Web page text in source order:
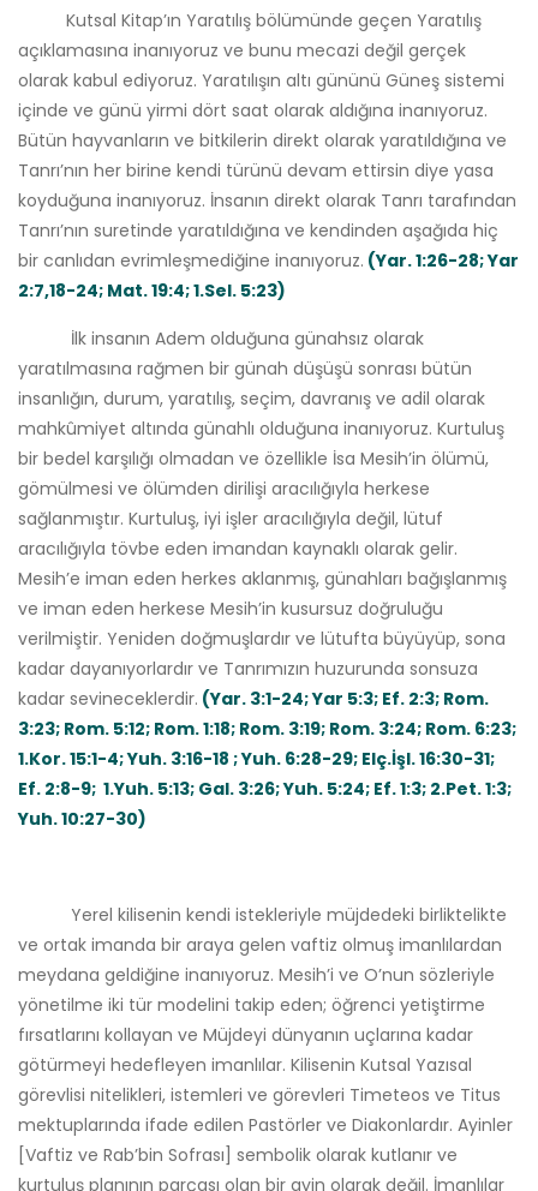
Kutsal Kitap’ın Yaratılış bölümünde geçen Yaratılış
açıklamasına inanıyoruz ve bunu mecazi değil gerçek
olarak kabul ediyoruz. Yaratılışın altı gününü Güneş sistemi
içinde ve günü yirmi dört saat olarak aldığına inanıyoruz.
Bütün hayvanların ve bitkilerin direkt olarak yaratıldığına ve
Tanrı’nın her birine kendi türünü devam ettirsin diye yasa
koyduğuna inanıyoruz. İnsanın direkt olarak Tanrı tarafından
Tanrı’nın suretinde yaratıldığına ve kendinden aşağıda hiç
bir canlıdan evrimleşmediğine inanıyoruz. (Yar. 1:26-28; Yar
2:7,18-24; Mat. 19:4; 1.Sel. 5:23)
İlk insanın Adem olduğuna günahsız olarak
yaratılmasına rağmen bir günah düşüşü sonrası bütün
insanlığın, durum, yaratılış, seçim, davranış ve adil olarak
mahkûmiyet altında günahlı olduğuna inanıyoruz. Kurtuluş
bir bedel karşılığı olmadan ve özellikle İsa Mesih’in ölümü,
gömülmesi ve ölümden dirilişi aracılığıyla herkese
sağlanmıştır. Kurtuluş, iyi işler aracılığıyla değil, lütuf
aracılığıyla tövbe eden imandan kaynaklı olarak gelir.
Mesih’e iman eden herkes aklanmış, günahları bağışlanmış
ve iman eden herkese Mesih’in kusursuz doğruluğu
verilmiştir. Yeniden doğmuşlardır ve lütufta büyüyüp, sona
kadar dayanıyorlardır ve Tanrımızın huzurunda sonsuza
kadar sevineceklerdir. (Yar. 3:1-24; Yar 5:3; Ef. 2:3; Rom.
3:23; Rom. 5:12; Rom. 1:18; Rom. 3:19; Rom. 3:24; Rom. 6:23;
1.Kor. 15:1-4; Yuh. 3:16-18 ; Yuh. 6:28-29; Elç.İşl. 16:30-31;
Ef. 2:8-9; 1.Yuh. 5:13; Gal. 3:26; Yuh. 5:24; Ef. 1:3; 2.Pet. 1:3;
Yuh. 10:27-30)
Yerel kilisenin kendi istekleriyle müjdedeki birliktelikte
ve ortak imanda bir araya gelen vaftiz olmuş imanlılardan
meydana geldiğine inanıyoruz. Mesih’i ve O’nun sözleriyle
yönetilme iki tür modelini takip eden; öğrenci yetiştirme
fırsatlarını kollayan ve Müjdeyi dünyanın uçlarına kadar
götürmeyi hedefleyen imanlılar. Kilisenin Kutsal Yazısal
görevlisi nitelikleri, istemleri ve görevleri Timeteos ve Titus
mektuplarında ifade edilen Pastörler ve Diakonlardır. Ayinler
[Vaftiz ve Rab’bin Sofrası] sembolik olarak kutlanır ve
kurtuluş planının parçası olan bir ayin olarak değil. İmanlılar